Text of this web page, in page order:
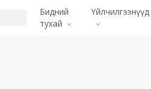
Бидний
тухай
Үйлчилгээнүүд